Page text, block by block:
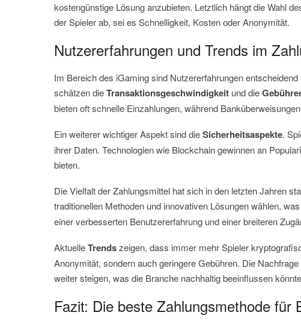
kostengünstige Lösung anzubieten. Letztlich hängt die Wahl
der Spieler ab, sei es Schnelligkeit, Kosten oder Anonymität.
Nutzererfahrungen und Trends im
Im Bereich des iGaming sind Nutzererfahrungen
schätzen dieTransaktionsgeschwindigkeit und die
bieten oft schnelle Einzahlungen, während
Ein weiterer wichtiger Aspekt sind dieSicherheitsaspekte.
ihrer Daten. Technologien wie Blockchain gewinnen an
bieten.
Die Vielfalt der Zahlungsmittel hat sich in den letzten Jahren
traditionellen Methoden und innovativen Lösungen wählen,
einer verbesserten Benutzererfahrung und einer breiteren
AktuelleTrendszeigen, dass immer mehr Spieler
Anonymität, sondern auch geringere Gebühren. Die
weiter steigen, was die Branche nachhaltig beeinflussen
Fazit: Die beste Zahlungsmethode für